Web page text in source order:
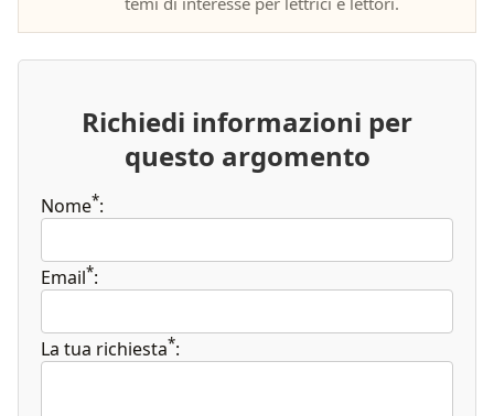
Richiedi informazioni per
questo argomento
Nome*:
Email*:
La tua richiesta*: